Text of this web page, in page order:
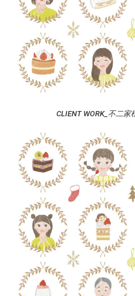
CLIENT WORK_不二